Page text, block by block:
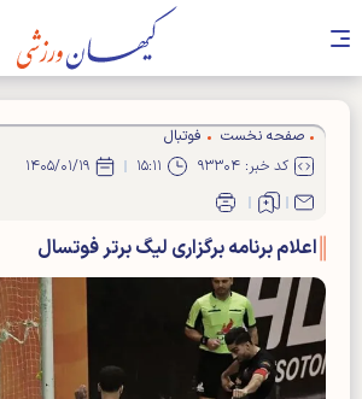
صفحه نخست
فوتبال
کد خبر: ۹۳۳۰۴
۱۵:۱۱ ۱۴۰۵/۰۱/۱۹
اعلام برنامه برگزاری لیگ برتر فوتسال